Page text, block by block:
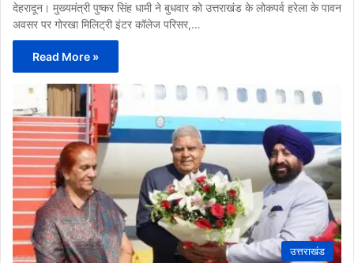
देहरादून। मुख्यमंत्री पुष्कर सिंह धामी ने बुधवार को उत्तराखंड के लोकपर्व हरेला के पावन
अवसर पर गोरखा मिलिट्री इंटर कॉलेज परिसर,…
Read More »
उत्तराखंड